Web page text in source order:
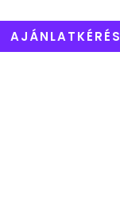
AJÁNLATKÉRÉS